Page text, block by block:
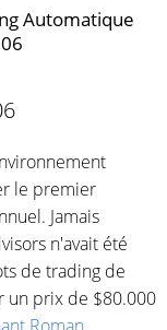
Automatique
le premier
Jamais
n'avait été
de trading de
un prix de $80.000